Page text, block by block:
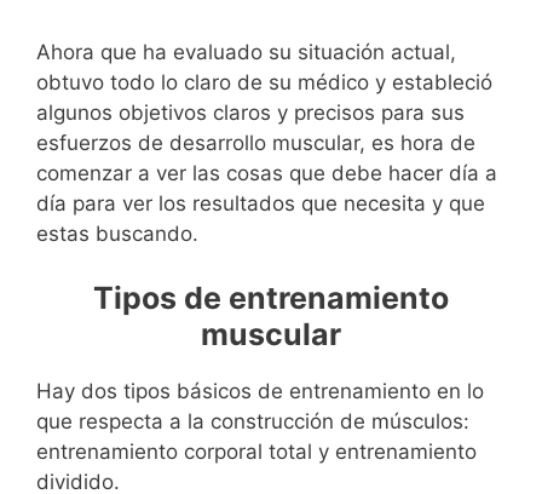
Ahora que ha evaluado su situación actual,
obtuvo todo lo claro de su médico y estableció
algunos objetivos claros y precisos para sus
esfuerzos de desarrollo muscular, es hora de
comenzar a ver las cosas que debe hacer día a
día para ver los resultados que necesita y que
estas buscando.
Tipos de entrenamiento
muscular
Hay dos tipos básicos de entrenamiento en lo
que respecta a la construcción de músculos:
entrenamiento corporal total y entrenamiento
dividido.